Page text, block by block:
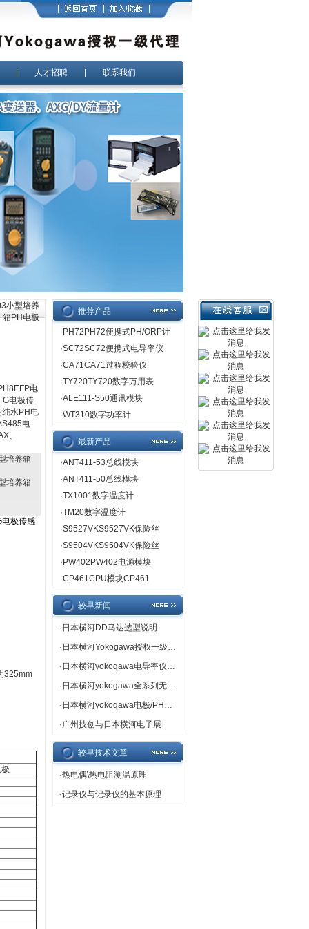
人才招聘 联系我们
小型培养
箱PH电极
电
电极传
水PH电
电
、
培养箱
培养箱
电极传感
325mm
推荐产品
· PH72PH72便携式PH/ORP计
·SC72SC72便携式电导率仪
·CA71CA71过程校验仪
·TY720TY720数字万用表
·ALE111-S50通讯模块
·WT310数字功率计
最新产品
·ANT411-53总线模块
·ANT411-50总线模块
·TX1001数字温度计
·TM20数字温度计
·S9527VKS9527VK保险丝
·S9504VKS9504VK保险丝
· PW402PW402电源模块
·CP461CPU模块CP461
较早新闻
· 日本横河DD马达选型说明
· 日本横河Yokogawa授权一级代理
· 日本横河yokogawa电导率仪专卖
· 日本横河yokogawa全系列无纸记录仪
· 日本横河yokogawa电极/PH计/ORP计热卖
·广州技创与日本横河电子展
较早技术文章
·热电偶\热电阻测温原理
·记录仪与记录仪的基本原理